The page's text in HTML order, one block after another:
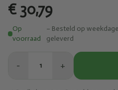
€ 30,79
Op
voorraad
– Besteld op
geleverd
− 1 +